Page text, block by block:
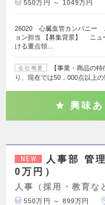
550万円 ～ 1049万円
26020 心臓血管カンパニー
ョン担当 【募集背景】 ニュ
ける重点領…
会社概要
【事業・商品の
り、現在では50，000点以上
興味あ
NEW
人事部 管
0万円）
人事（採用・教育な
550万円 ～ 899万円